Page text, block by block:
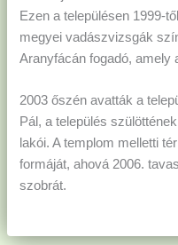
Ezen a településen 1999-
megyei vadászvizsgák
Aranyfácán fogadó, amely
2003 őszén avatták a
Pál, a település
lakói. A templom melletti
formáját, ahová 2006.
szobrát.